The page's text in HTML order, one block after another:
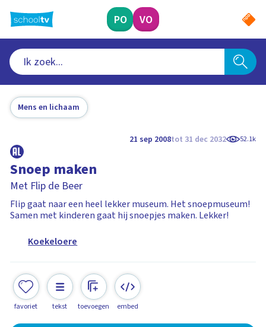
naar
hoofdinhoud
PO VO
Mens en lichaam
21 sep 2008tot 31 dec 2032 52.1k
Snoep maken
Met Flip de Beer
Flip gaat naar een heel lekker museum. Het snoepmuseum!
Samen met kinderen gaat hij snoepjes maken. Lekker!
Koekeloere
favoriet tekst toevoegen embed